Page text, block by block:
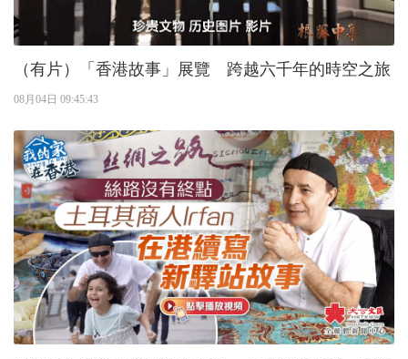
（有片）「香港故事」展覽 跨越六千年的時空之旅
08月04日 09:45:43